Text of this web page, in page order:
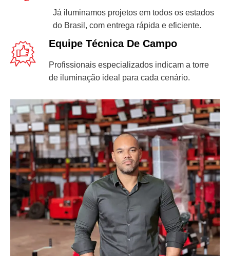
Já iluminamos projetos em todos os estados
do Brasil, com entrega rápida e eficiente.
Equipe Técnica De Campo
Profissionais especializados indicam a torre
de iluminação ideal para cada cenário.